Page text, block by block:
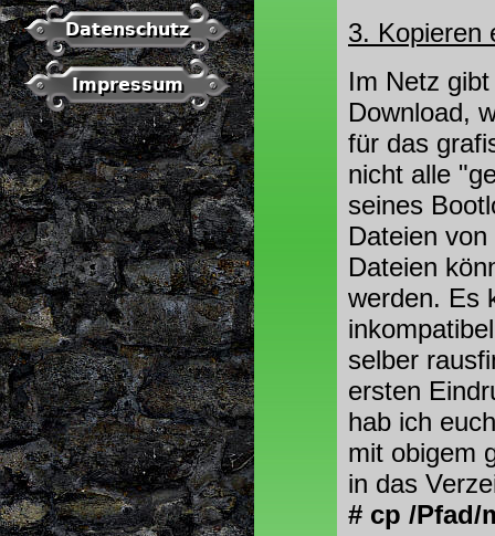
Datenschutz
Impressum
3. Kopieren
Im Netz
Download,
für das
nicht alle
seines
Dateien von
Dateien
werden. Es
selber
ersten
hab ich
mit obigem
in das
# cp /Pfad/